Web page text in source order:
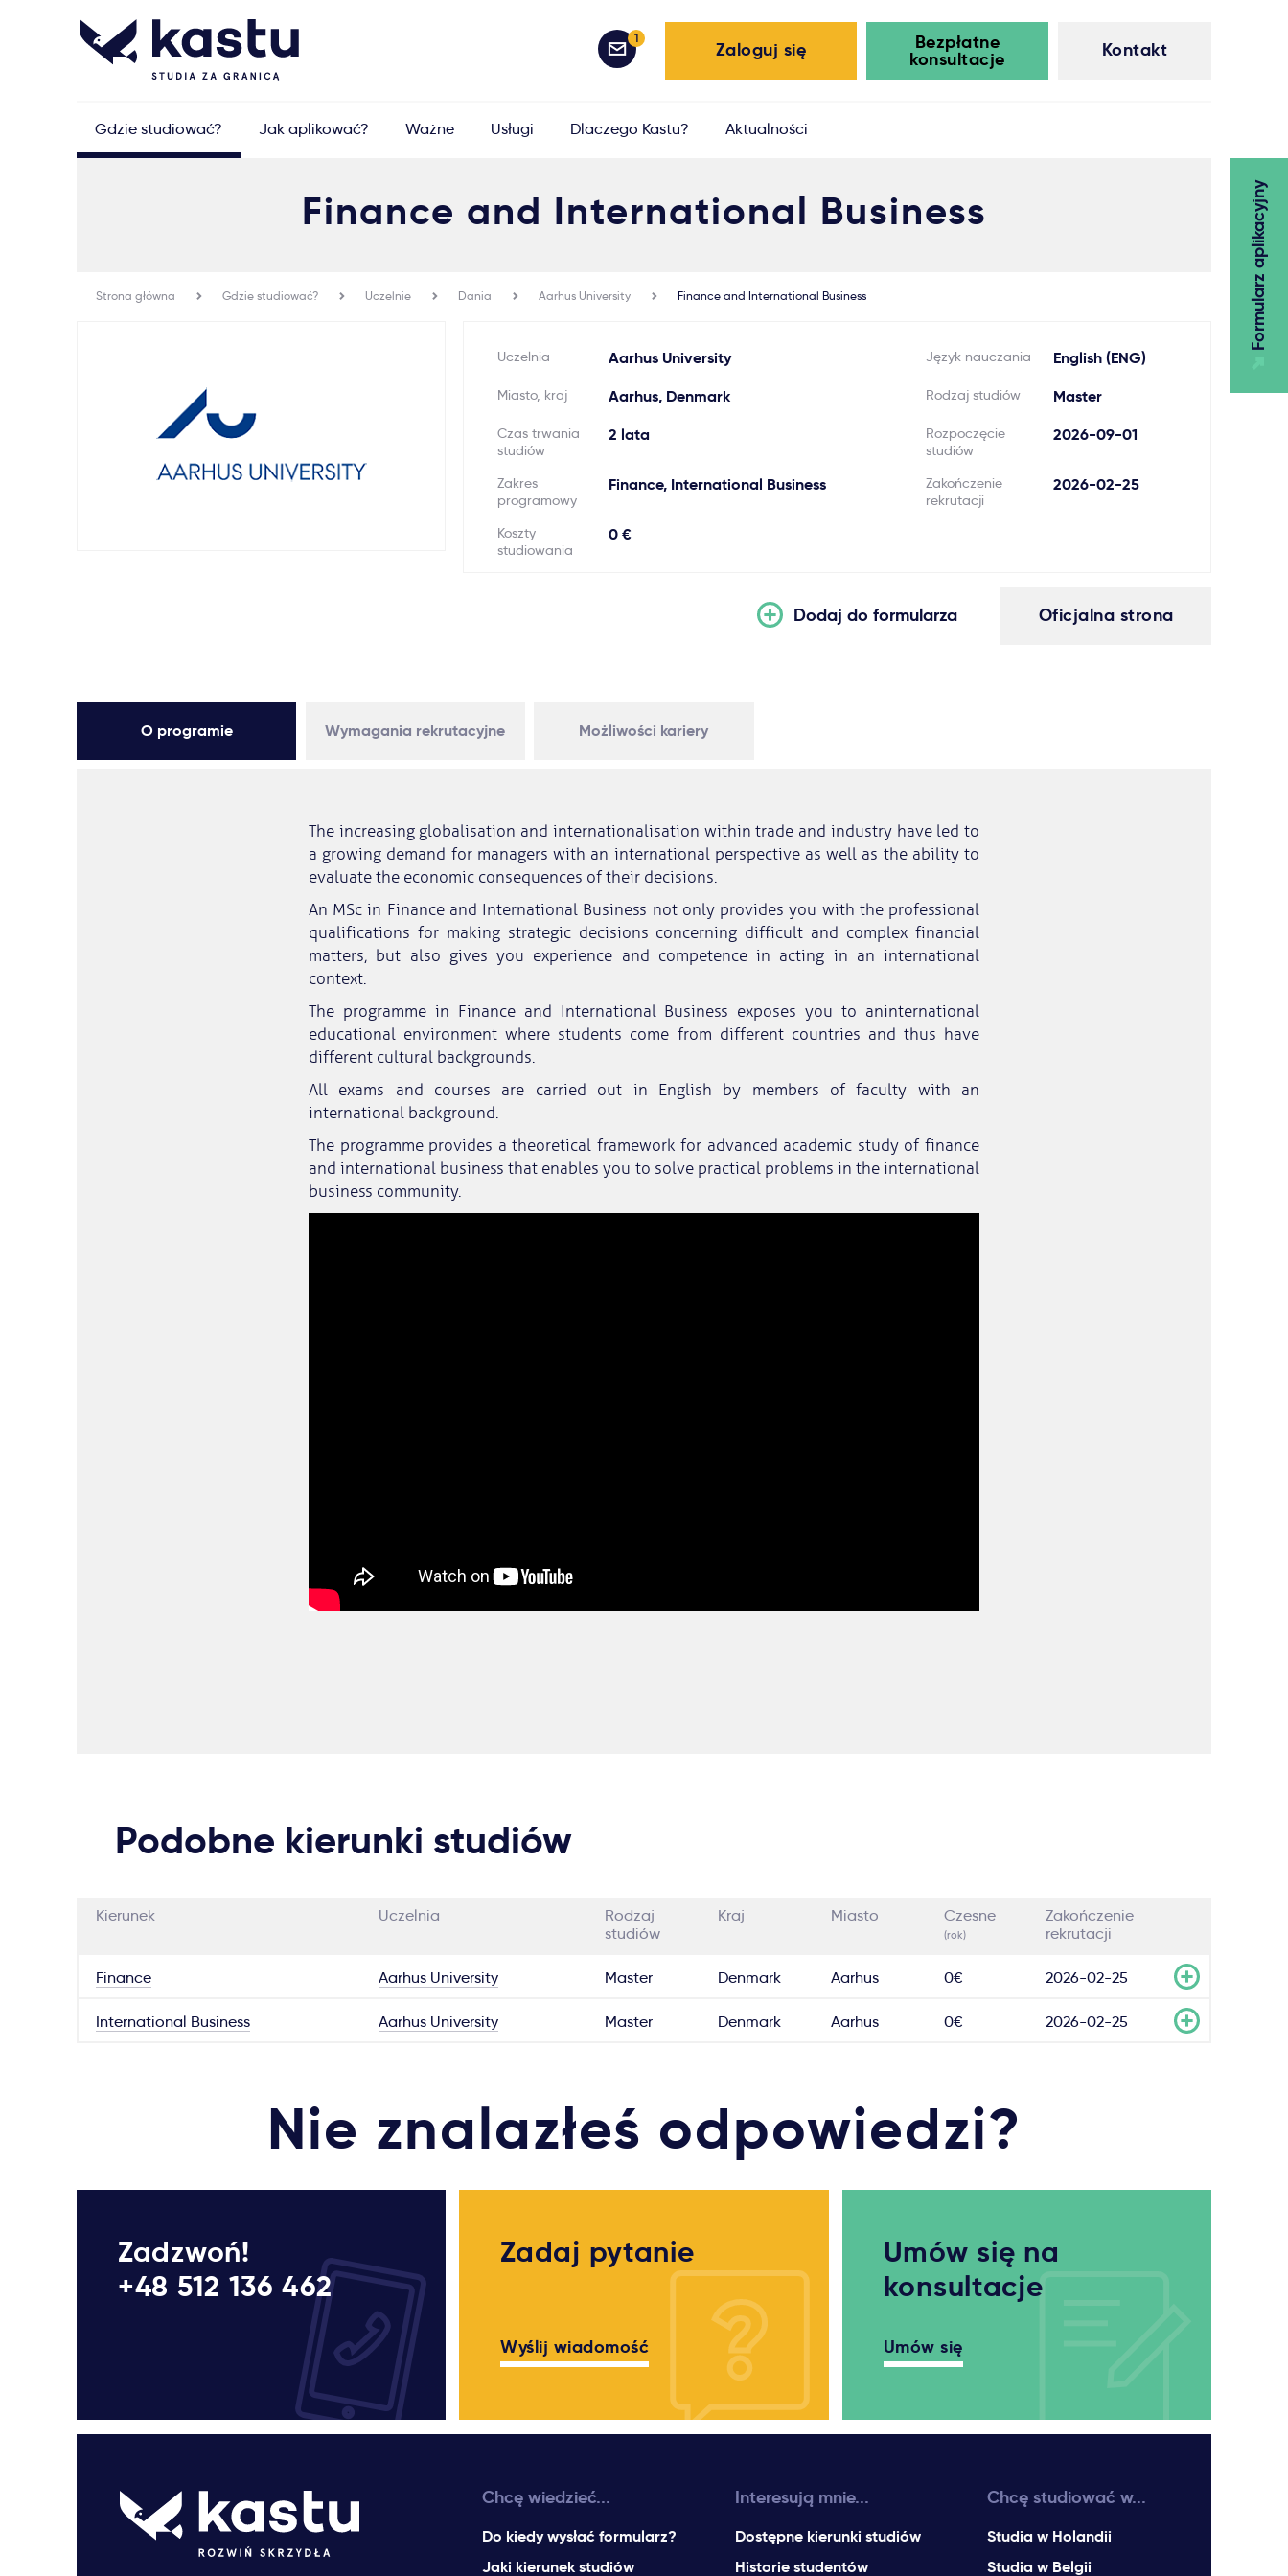
Kontakt
Bezpłatne
konsultacje
Zaloguj się
1
Formularz aplikacyjny
Gdzie studiować? Jak aplikować? Ważne Usługi Dlaczego Kastu? Aktualności
Finance and International Business
Strona główna Gdzie studiować? Uczelnie Dania Aarhus University Finance and International Business
Uczelnia Aarhus University
Miasto, kraj Aarhus, Denmark
Czas trwania
studiów
2 lata
Zakres
programowy
Finance, International Business
Koszty
studiowania
0 €
Język nauczania English (ENG)
Rodzaj studiów Master
Rozpoczęcie
studiów
2026-09-01
Zakończenie
rekrutacji
2026-02-25
Oficjalna strona
Dodaj do formularza
O programie Wymagania rekrutacyjne Możliwości kariery
The increasing globalisation and internationalisation within trade and industry have led to
a growing demand for managers with an international perspective as well as the ability to
evaluate the economic consequences of their decisions.
An MSc in Finance and International Business not only provides you with the professional
qualifications for making strategic decisions concerning difficult and complex financial
matters, but also gives you experience and competence in acting in an international
context.
The programme in Finance and International Business exposes you to aninternational
educational environment where students come from different countries and thus have
different cultural backgrounds.
All exams and courses are carried out in English by members of faculty with an
international background.
The programme provides a theoretical framework for advanced academic study of finance
and international business that enables you to solve practical problems in the international
business community.
Podobne kierunki studiów
Kierunek Uczelnia
Rodzaj
studiów
Kraj Miasto Czesne
(rok)
Zakończenie
rekrutacji
Finance Aarhus University Master Denmark Aarhus 0€ 2026-02-25
International Business Aarhus University Master Denmark Aarhus 0€ 2026-02-25
Nie znalazłeś odpowiedzi?
Zadzwoń!
+48 512 136 462
Zadaj pytanie
Wyślij wiadomość
Umów się na
konsultacje
Umów się
Chcę wiedzieć...
Do kiedy wysłać formularz?
Jaki kierunek studiów
Interesują mnie...
Dostępne kierunki studiów
Historie studentów
Chcę studiować w...
Studia w Holandii
Studia w Belgii